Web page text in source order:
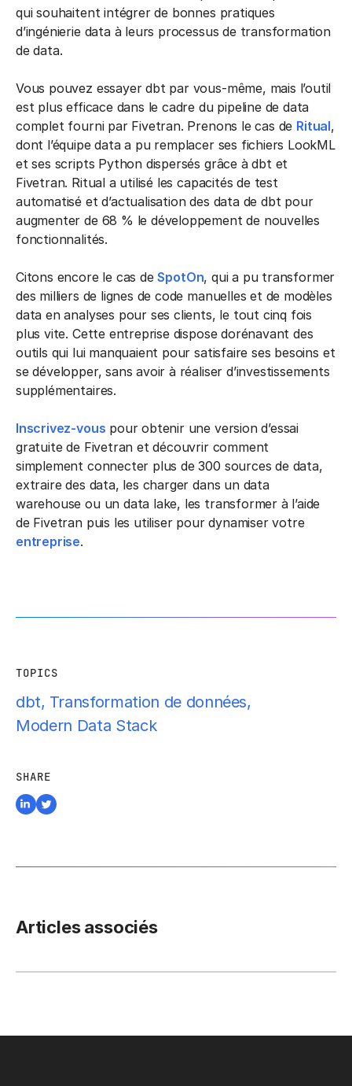
qui souhaitent intégrer de bonnes pratiques
d’ingénierie data à leurs processus de transformation
de data.
Vous pouvez essayer dbt par vous-même, mais l’outil
est plus efficace dans le cadre du pipeline de data
complet fourni par Fivetran. Prenons le cas de Ritual,
dont l’équipe data a pu remplacer ses fichiers LookML
et ses scripts Python dispersés grâce à dbt et
Fivetran. Ritual a utilisé les capacités de test
automatisé et d’actualisation des data de dbt pour
augmenter de 68 % le développement de nouvelles
fonctionnalités.
Citons encore le cas deSpotOn, qui a pu transformer
des milliers de lignes de code manuelles et de modèles
data en analyses pour ses clients, le tout cinq fois
plus vite. Cette entreprise dispose dorénavant des
outils qui lui manquaient pour satisfaire ses besoins et
se développer, sans avoir à réaliser d’investissements
supplémentaires.
Inscrivez-vous pour obtenir une version d’essai
gratuite de Fivetran et découvrir comment
simplement connecter plus de 300 sources de data,
extraire des data, les charger dans un data
warehouse ou un data lake, les transformer à l’aide
de Fivetran puis les utiliser pour dynamiser votre
entreprise.
TOPICS
dbt, Transformation de données,
Modern Data Stack
SHARE
Articles associés